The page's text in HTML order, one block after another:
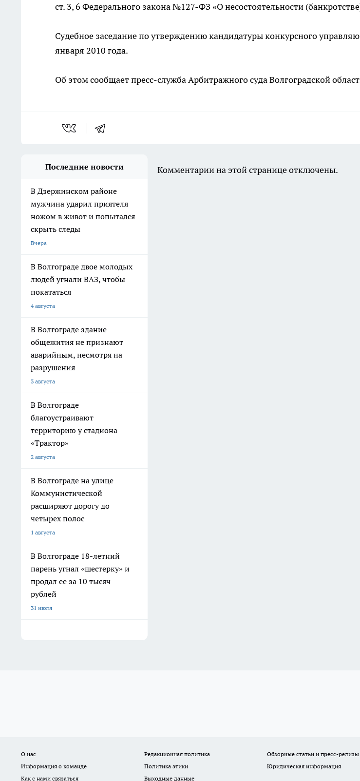
ст. 3, 6 Федерального закона №127-ФЗ «О несостоятельности
Судебное заседание по утверждению кандидатуры конкурсного
января 2010 года.
Об этом сообщает пресс-служба Арбитражного суда Волгоградской
Последние новости
В Дзержинском районе
мужчина ударил приятеля
ножом в живот и попытался
скрыть следы
Вчера
В Волгограде двое молодых
людей угнали ВАЗ, чтобы
покататься
4 августа
В Волгограде здание
общежития не признают
аварийным, несмотря на
разрушения
3 августа
В Волгограде
благоустраивают
территорию у стадиона
«Трактор»
2 августа
В Волгограде на улице
Коммунистической
расширяют дорогу до
четырех полос
1 августа
В Волгограде 18-летний
парень угнал «шестерку» и
продал ее за 10 тысяч
рублей
31 июля
Комментарии на этой странице отключены.
О нас Редакционная политика
Обзорные статьи и пресс-релизы
Информация о команде
Политика этики
Юридическая информация
Как с нами связаться
Выходные данные